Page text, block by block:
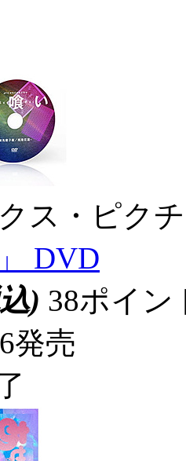
ス・ピク
DVD
) 38ポイ
発売